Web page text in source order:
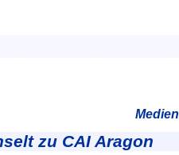
zu CAI Aragon